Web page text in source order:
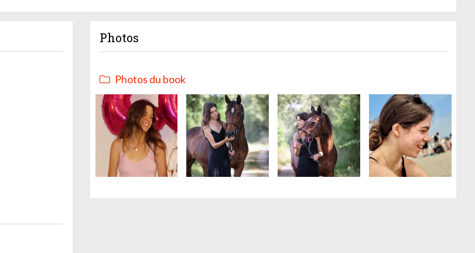
Photos
Photos du book